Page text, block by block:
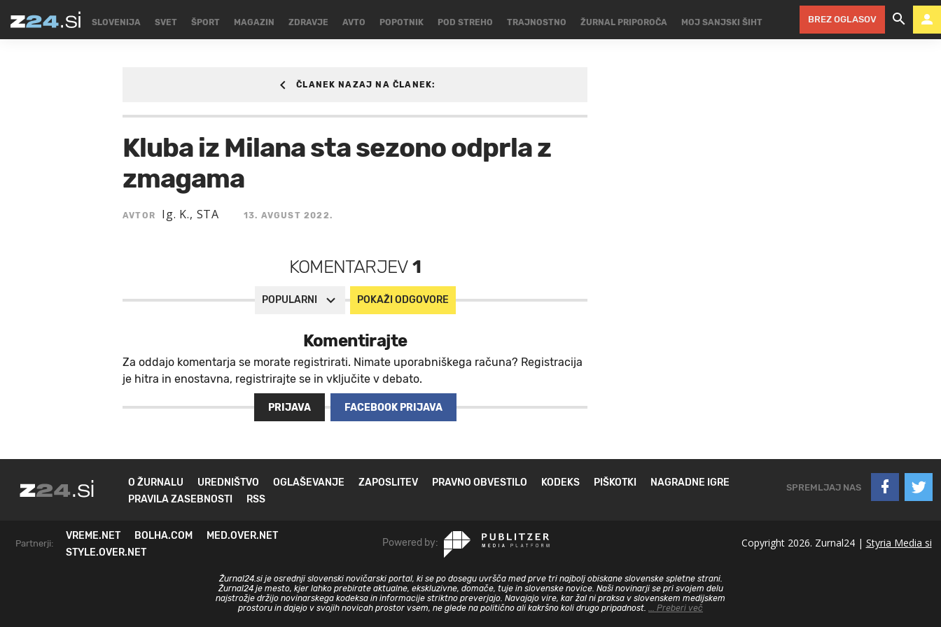
SLOVENIJA SVET ŠPORT MAGAZIN ZDRAVJE AVTO POPOTNIK POD STREHO TRAJNOSTNO ŽURNAL PRIPOROČA MOJ SANJSKI ŠIHT BREZ OGLASOV
/SPORT/NOGOMET
Kluba iz Milana sta sezono odprla z
zmagama
AVTOR Ig. K., STA 13. AVGUST 2022.
ČLANEK NAZAJ NA ČLANEK:
KOMENTARJEV1
POPULARNI POKAŽI ODGOVORE
Komentirajte
Za oddajo komentarja se morate registrirati. Nimate uporabniškega računa? Registracija
je hitra in enostavna, registrirajte se in vključite v debato.
PRIJAVA FACEBOOK PRIJAVA
O ŽURNALU UREDNIŠTVO OGLAŠEVANJE ZAPOSLITEV PRAVNO OBVESTILO KODEKS PIŠKOTKI
NAGRADNE IGRE
PRAVILA ZASEBNOSTI
RSS
SPREMLJAJ NAS
Partnerji:
VREME.NET BOLHA.COM
MED.OVER.NET
STYLE.OVER.NET
Powered by: Copyright 2026. Zurnal24 | Styria Media si
Žurnal24.si je osrednji slovenski novičarski portal, ki se po dosegu uvršča med prve tri najbolj obiskane slovenske spletne strani.
Žurnal24 je mesto, kjer lahko prebirate aktualne, ekskluzivne, domače, tuje in slovenske novice. Naši novinarji se pri svojem delu
najstrožje držijo novinarskega kodeksa in informacije striktno preverjajo. Navajajo vire, kar žal ni praksa v slovenskem medijskem
prostoru in dajejo v svojih novicah prostor vsem, ne glede na politično ali kakršno koli drugo pripadnost. ... Preberi več